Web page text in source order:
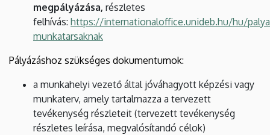
megpályázása, részletes
felhívás: https://internationaloffice.unideb.hu/hu/
munkatarsaknak
Pályázáshoz szükséges dokumentumok:
a munkahelyi vezető által jóváhagyott képzési vagy
munkaterv, amely tartalmazza a tervezett
tevékenység részleteit (tervezett tevékenység
részletes leírása, megvalósítandó célok)